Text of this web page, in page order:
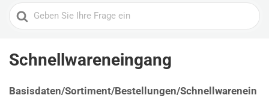
Search
For
Schnellwareneingang
Basisdaten/Sortiment/Bestellungen/Schnellwarenein